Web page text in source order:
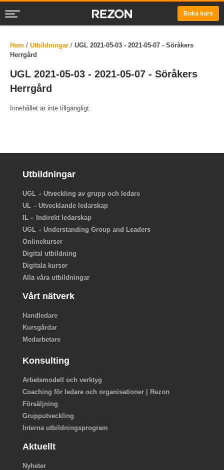
Boka kurs
Hem / Utbildningar / UGL 2021-05-03 - 2021-05-07 - Söråkers
Herrgård
UGL 2021-05-03 - 2021-05-07 - Söråkers
Herrgård
Innehållet är inte tillgängligt.
Utbildningar
UGL – Utveckling av grupp och ledare
UL – Utvecklande ledarskap
IL – Indirekt ledarskap
UGL – Understanding Group and Leaders
Onlinekurser
Digital utbildning
Digitala kurser
Alla våra utbildningar
Vårt nätverk
Handledare
Kursgårdar
Medarbetare
Konsulting
Arbetsmodell och verktyg
Coaching för ledare och organisationer | Rezon
Försäljning
Grupputveckling
Interna utbildningsprogram
Aktuellt
Nyheter